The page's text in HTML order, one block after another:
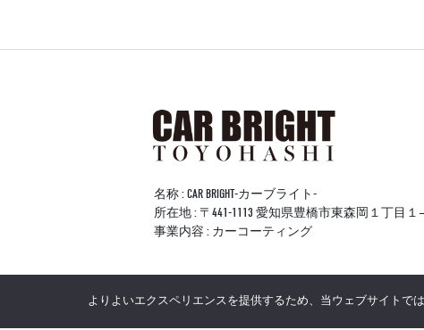
名称 : CAR BRIGHT-カーブライト-
所在地 : 〒441-1113 愛知県豊橋市東森岡１丁目１
事業内容 : カーコーティング
よりよいエクスペリエンスを提供するため、当ウェブサイトでは